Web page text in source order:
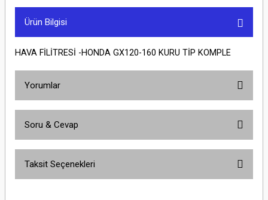
Ürün Bilgisi
HAVA FİLİTRESİ -HONDA GX120-160 KURU TİP KOMPLE
Yorumlar
Soru & Cevap
Taksit Seçenekleri